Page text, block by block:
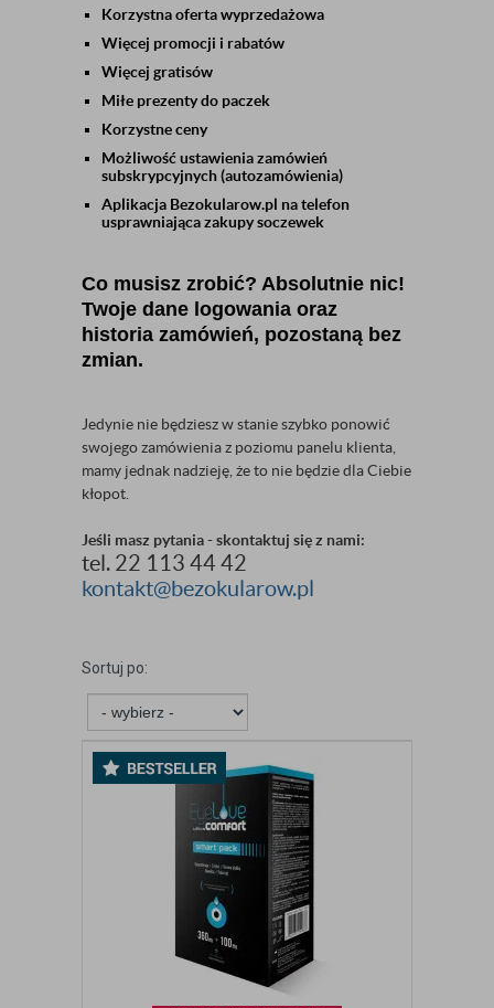
Korzystna oferta wyprzedażowa
Więcej promocji i rabatów
Więcej gratisów
Miłe prezenty do paczek
Korzystne ceny
Możliwość ustawienia zamówień
subskrypcyjnych (autozamówienia)
Aplikacja Bezokularow.pl na telefon
usprawniająca zakupy soczewek
Co musisz zrobić? Absolutnie nic!
Twoje dane logowania oraz
historia zamówień, pozostaną bez
zmian.
Jedynie nie będziesz w stanie szybko ponowić
swojego zamówienia z poziomu panelu klienta,
mamy jednak nadzieję, że to nie będzie dla Ciebie
kłopot.
Jeśli masz pytania - skontaktuj się z nami:
tel. 22 113 44 42
kontakt@bezokularow.pl
Sortuj po: